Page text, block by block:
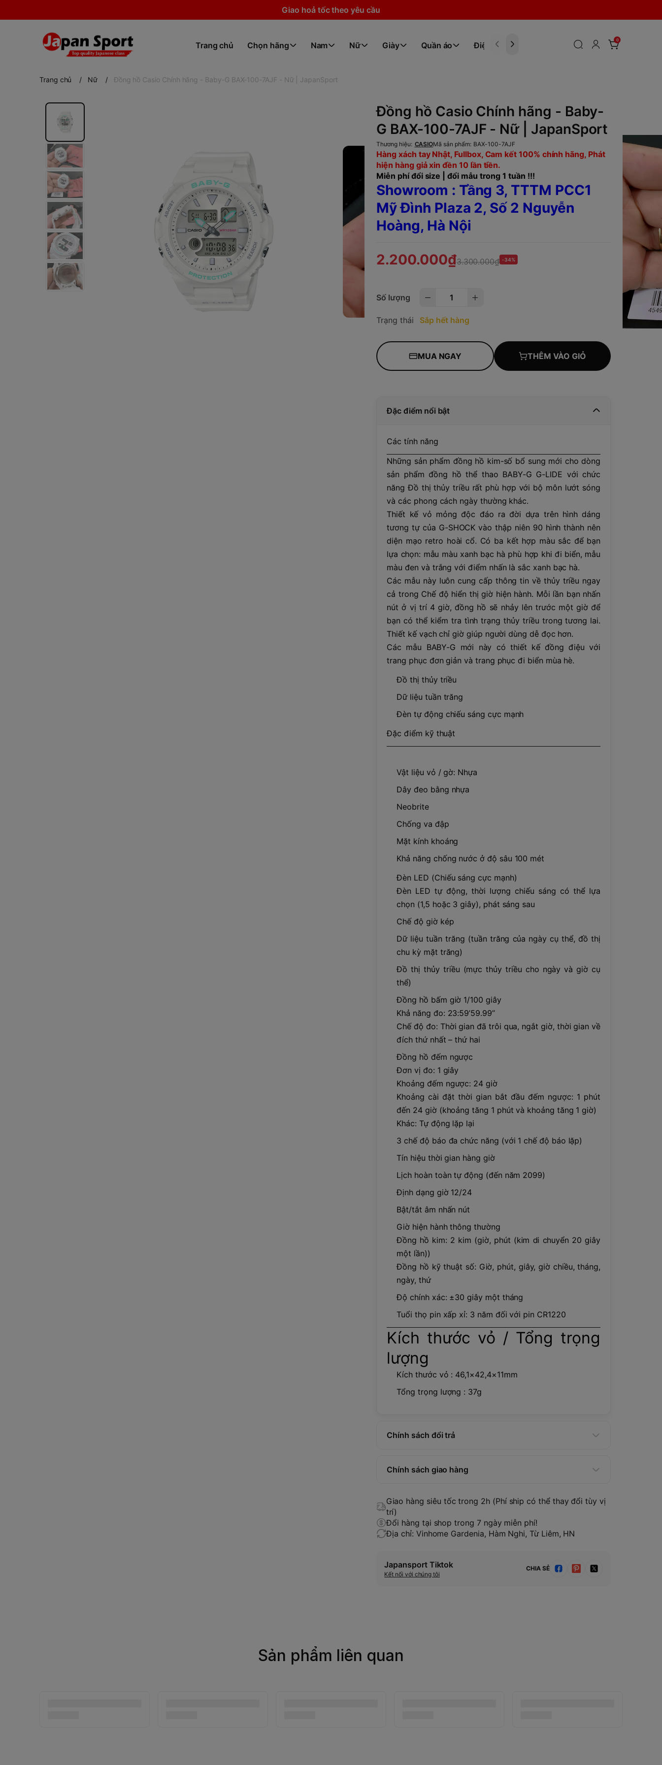
Giao hoả tốc theo yêu cầu
Trang chủ Chọn hãng Nam Nữ Giày Quần áo Điện tử
0
Trang chủ / Nữ / Đồng hồ Casio Chính hãng - Baby-G BAX-100-7AJF - Nữ | JapanSport
Đồng hồ Casio Chính hãng - Baby-
G BAX-100-7AJF - Nữ | JapanSport
Thương hiệu: CASIOMã sản phẩm: BAX-100-7AJF
Hàng xách tay Nhật, Fullbox, Cam kết 100% chính hãng, Phát
hiện hàng giả xin đền 10 lần tiền.
Miễn phí đổi size | đổi mẫu trong 1 tuần !!!
Showroom : Tầng 3, TTTM PCC1
Mỹ Đình Plaza 2, Số 2 Nguyễn
Hoàng, Hà Nội
2.200.000₫3.300.000₫ -34%
Số lượng
Trạng thái Sắp hết hàng
MUA NGAY THÊM VÀO GIỎ
Đặc điểm nổi bật
Các tính năng
Những sản phẩm đồng hồ kim-số bổ sung mới cho dòng
sản phẩm đồng hồ thể thao BABY-G G-LIDE với chức
năng Đồ thị thủy triều rất phù hợp với bộ môn lướt sóng
và các phong cách ngày thường khác.
Thiết kế vỏ mỏng độc đáo ra đời dựa trên hình dáng
tương tự của G-SHOCK vào thập niên 90 hình thành nên
diện mạo retro hoài cổ. Có ba kết hợp màu sắc để bạn
lựa chọn: mẫu màu xanh bạc hà phù hợp khi đi biển, mẫu
màu đen và trắng với điểm nhấn là sắc xanh bạc hà.
Các mẫu này luôn cung cấp thông tin về thủy triều ngay
cả trong Chế độ hiển thị giờ hiện hành. Mỗi lần bạn nhấn
nút ở vị trí 4 giờ, đồng hồ sẽ nhảy lên trước một giờ để
bạn có thể kiểm tra tình trạng thủy triều trong tương lai.
Thiết kế vạch chỉ giờ giúp người dùng dễ đọc hơn.
Các mẫu BABY-G mới này có thiết kế đồng điệu với
trang phục đơn giản và trang phục đi biển mùa hè.
Đồ thị thủy triều
Dữ liệu tuần trăng
Đèn tự động chiếu sáng cực mạnh
Đặc điểm kỹ thuật
Vật liệu vỏ / gờ: Nhựa
Dây đeo bằng nhựa
Neobrite
Chống va đập
Mặt kính khoáng
Khả năng chống nước ở độ sâu 100 mét
Đèn LED (Chiếu sáng cực mạnh)
Đèn LED tự động, thời lượng chiếu sáng có thể lựa
chọn (1,5 hoặc 3 giây), phát sáng sau
Chế độ giờ kép
Dữ liệu tuần trăng (tuần trăng của ngày cụ thể, đồ thị
chu kỳ mặt trăng)
Đồ thị thủy triều (mực thủy triều cho ngày và giờ cụ
thể)
Đồng hồ bấm giờ 1/100 giây
Khả năng đo: 23:59’59.99”
Chế độ đo: Thời gian đã trôi qua, ngắt giờ, thời gian về
đích thứ nhất – thứ hai
Đồng hồ đếm ngược
Đơn vị đo: 1 giây
Khoảng đếm ngược: 24 giờ
Khoảng cài đặt thời gian bắt đầu đếm ngược: 1 phút
đến 24 giờ (khoảng tăng 1 phút và khoảng tăng 1 giờ)
Khác: Tự động lặp lại
3 chế độ báo đa chức năng (với 1 chế độ báo lặp)
Tín hiệu thời gian hàng giờ
Lịch hoàn toàn tự động (đến năm 2099)
Định dạng giờ 12/24
Bật/tắt âm nhấn nút
Giờ hiện hành thông thường
Đồng hồ kim: 2 kim (giờ, phút (kim di chuyển 20 giây
một lần))
Đồng hồ kỹ thuật số: Giờ, phút, giây, giờ chiều, tháng,
ngày, thứ
Độ chính xác: ±30 giây một tháng
Tuổi thọ pin xấp xỉ: 3 năm đối với pin CR1220
Kích thước vỏ / Tổng trọng
lượng
Kích thước vỏ : 46,1×42,4×11mm
Tổng trọng lượng : 37g
Chính sách đổi trả
Chính sách giao hàng
Giao hàng siêu tốc trong 2h (Phí ship có thể thay đổi tùy vị
trí)
Đổi hàng tại shop trong 7 ngày miễn phí!
Địa chỉ: Vinhome Gardenia, Hàm Nghi, Từ Liêm, HN
Japansport Tiktok
Kết nối với chúng tôi
CHIA SẺ
Sản phẩm liên quan